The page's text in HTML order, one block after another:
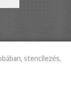
stencilezés,